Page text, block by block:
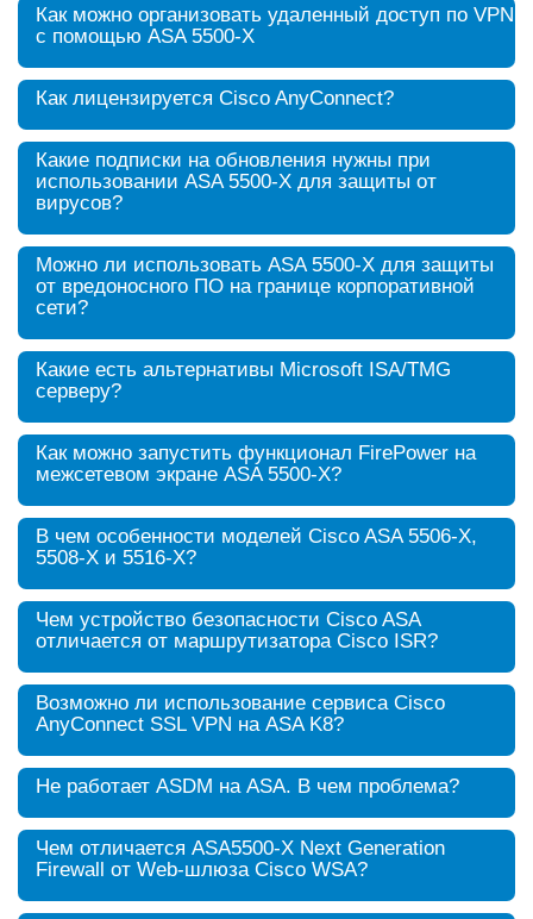
Как можно организовать удаленный доступ по VPN
с помощью ASA 5500-X
Как лицензируется Cisco AnyConnect?
Какие подписки на обновления нужны при
использовании ASA 5500-Х для защиты от
вирусов?
Можно ли использовать ASA 5500-X для защиты
от вредоносного ПО на границе корпоративной
сети?
Какие есть альтернативы Microsoft ISA/TMG
серверу?
Как можно запустить функционал FirePower на
межсетевом экране ASA 5500-X?
В чем особенности моделей Cisco ASA 5506-X,
5508-X и 5516-Х?
Чем устройство безопасности Cisco ASA
отличается от маршрутизатора Cisco ISR?
Возможно ли использование сервиса Cisco
AnyConnect SSL VPN на ASA K8?
Не работает ASDM на ASA. В чем проблема?
Чем отличается ASA5500-X Next Generation
Firewall от Web-шлюза Cisco WSA?